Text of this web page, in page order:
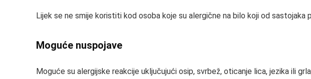
Lijek se ne smije koristiti kod osoba koje su alergične na bilo koji od sastojaka
Moguće nuspojave
Moguće su alergijske reakcije uključujući osip, svrbež, oticanje lica, jezika ili